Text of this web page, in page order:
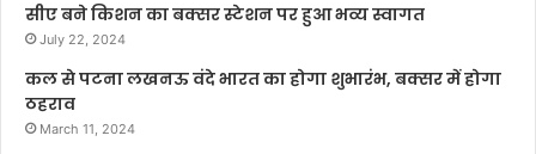
सीए बने किशन का बक्सर स्टेशन पर हुआ भव्य स्वागत
July 22, 2024
कल से पटना लखनऊ वंदे भारत का होगा शुभारंभ, बक्सर में होगा
ठहराव
March 11, 2024